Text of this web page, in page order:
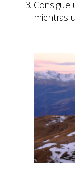
Consigue
mientras